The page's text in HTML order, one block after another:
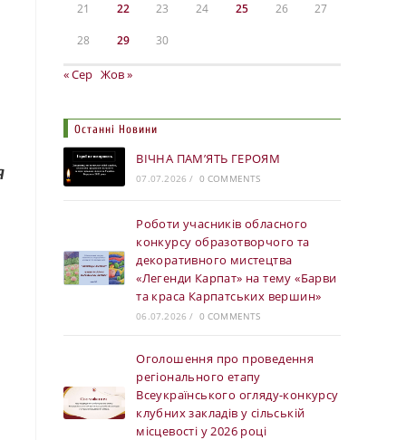
21 22 23 24 25 26 27
28 29 30
« Сер Жов »
Останні Новини
ВІЧНА ПАМ’ЯТЬ ГЕРОЯМ
07.07.2026 / 0 COMMENTS
Роботи учасників обласного
конкурсу образотворчого та
декоративного мистецтва
«Легенди Карпат» на тему «Барви
та краса Карпатських вершин»
06.07.2026 / 0 COMMENTS
Оголошення про проведення
регіонального етапу
Всеукраїнського огляду-конкурсу
клубних закладів у сільській
місцевості у 2026 році